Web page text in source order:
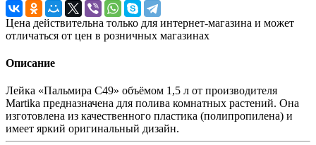
Цена действительна только для интернет-магазина и может
отличаться от цен в розничных магазинах
Описание
Лейка «Пальмира С49» объёмом 1,5 л от производителя
Martika предназначена для полива комнатных растений. Она
изготовлена из качественного пластика (полипропилена) и
имеет яркий оригинальный дизайн.